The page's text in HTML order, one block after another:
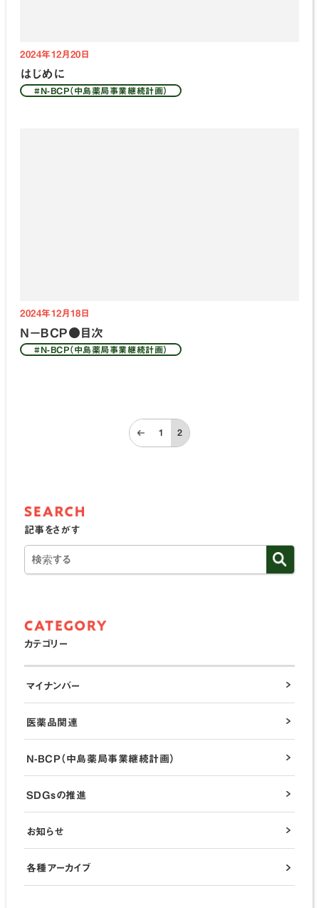
2024年12月20日
はじめに
#N-BCP（中島薬局事業継続計画）
2024年12月18日
Ｎ－ＢＣＰ●目次
#N-BCP（中島薬局事業継続計画）
1 2
記事をさがす
カテゴリー
マイナンバー
医薬品関連
N-BCP（中島薬局事業継続計画）
SDGsの推進
お知らせ
各種アーカイブ